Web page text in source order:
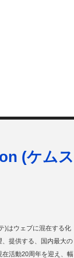
(ケムス
)はウェブに混在する化
提供する、国内最大の
活動20周年を迎え、幅